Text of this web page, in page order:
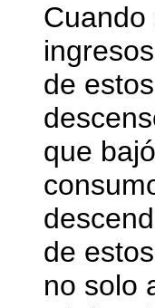
Cuando
de
que
de
no solo